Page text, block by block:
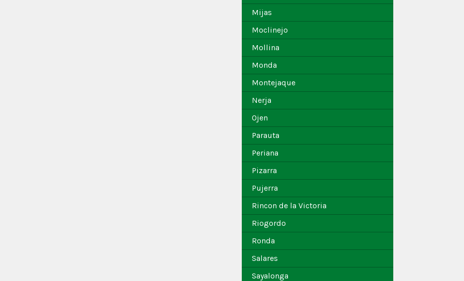
Mijas
Moclinejo
Mollina
Monda
Montejaque
Nerja
Ojen
Parauta
Periana
Pizarra
Pujerra
Rincon de la Victoria
Riogordo
Ronda
Salares
Sayalonga